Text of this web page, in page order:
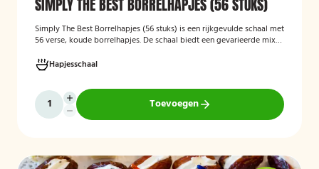
SIMPLY THE BEST BORRELHAPJES (56 STUKS)
Simply The Best Borrelhapjes (56 stuks) is een rijkgevulde schaal met
56 verse, koude borrelhapjes. De schaal biedt een gevarieerde mix
recepties en andere bijeenkomsten. De hapjes worden kant-en-klaar
geleverd, zodat u zonder voorbereiding uw gasten kunt trakteren op
een smakelijke en verzorgde borrelplank.
Hapjesschaal
Toevoegen